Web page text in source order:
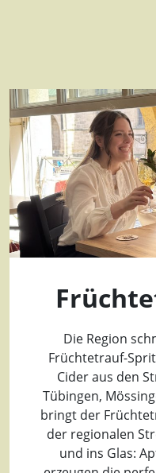
Die Region
Früchtetrauf-
Cider aus den
Tübingen,
bringt der
der regionalen
und ins Glas: